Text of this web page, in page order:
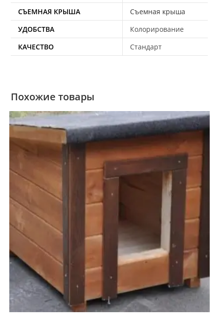
СЪЕМНАЯ КРЫША
Съемная крыша
УДОБСТВА
Колорирование
КАЧЕСТВО
Стандарт
Похожие товары